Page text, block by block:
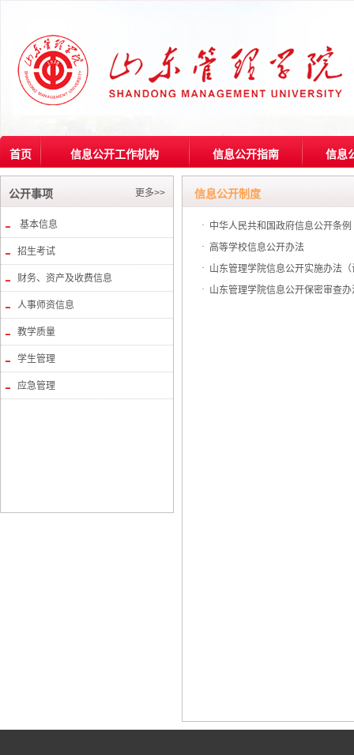
首页 信息公开工作机构 信息公开指南 信息
公开事项 更多>>
基本信息
招生考试
财务、资产及收费信息
人事师资信息
教学质量
学生管理
应急管理
信息公开制度
· 中华人民共和国政府信息公开条例
· 高等学校信息公开办法
· 山东管理学院信息公开实施办法（
· 山东管理学院信息公开保密审查办